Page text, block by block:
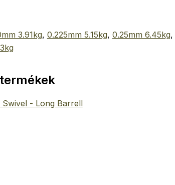
3.91kg, 0.225mm 5.15kg, 0.25mm 6.45kg,